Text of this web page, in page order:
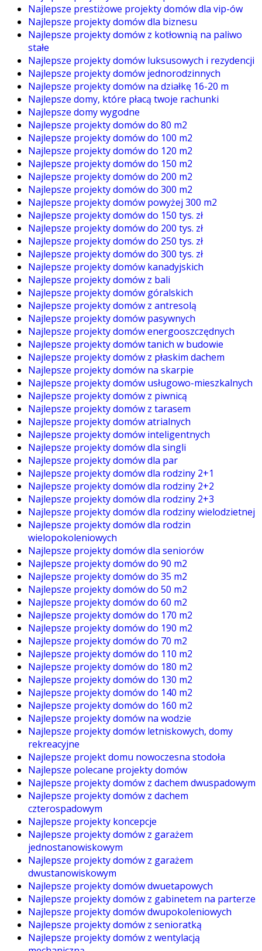
Najlepsze prestiżowe projekty domów dla vip-ów
Najlepsze projekty domów dla biznesu
Najlepsze projekty domów z kotłownią na paliwo
stałe
Najlepsze projekty domów luksusowych i rezydencji
Najlepsze projekty domów jednorodzinnych
Najlepsze projekty domów na działkę 16-20 m
Najlepsze domy, które płacą twoje rachunki
Najlepsze domy wygodne
Najlepsze projekty domów do 80 m2
Najlepsze projekty domów do 100 m2
Najlepsze projekty domów do 120 m2
Najlepsze projekty domów do 150 m2
Najlepsze projekty domów do 200 m2
Najlepsze projekty domów do 300 m2
Najlepsze projekty domów powyżej 300 m2
Najlepsze projekty domów do 150 tys. zł
Najlepsze projekty domów do 200 tys. zł
Najlepsze projekty domów do 250 tys. zł
Najlepsze projekty domów do 300 tys. zł
Najlepsze projekty domów kanadyjskich
Najlepsze projekty domów z bali
Najlepsze projekty domów góralskich
Najlepsze projekty domów z antresolą
Najlepsze projekty domów pasywnych
Najlepsze projekty domów energooszczędnych
Najlepsze projekty domów tanich w budowie
Najlepsze projekty domów z płaskim dachem
Najlepsze projekty domów na skarpie
Najlepsze projekty domów usługowo-mieszkalnych
Najlepsze projekty domów z piwnicą
Najlepsze projekty domów z tarasem
Najlepsze projekty domów atrialnych
Najlepsze projekty domów inteligentnych
Najlepsze projekty domów dla singli
Najlepsze projekty domów dla par
Najlepsze projekty domów dla rodziny 2+1
Najlepsze projekty domów dla rodziny 2+2
Najlepsze projekty domów dla rodziny 2+3
Najlepsze projekty domów dla rodziny wielodzietnej
Najlepsze projekty domów dla rodzin
wielopokoleniowych
Najlepsze projekty domów dla seniorów
Najlepsze projekty domów do 90 m2
Najlepsze projekty domów do 35 m2
Najlepsze projekty domów do 50 m2
Najlepsze projekty domów do 60 m2
Najlepsze projekty domów do 170 m2
Najlepsze projekty domów do 190 m2
Najlepsze projekty domów do 70 m2
Najlepsze projekty domów do 110 m2
Najlepsze projekty domów do 180 m2
Najlepsze projekty domów do 130 m2
Najlepsze projekty domów do 140 m2
Najlepsze projekty domów do 160 m2
Najlepsze projekty domów na wodzie
Najlepsze projekty domów letniskowych, domy
rekreacyjne
Najlepsze projekt domu nowoczesna stodoła
Najlepsze polecane projekty domów
Najlepsze projekty domów z dachem dwuspadowym
Najlepsze projekty domów z dachem
czterospadowym
Najlepsze projekty koncepcje
Najlepsze projekty domów z garażem
jednostanowiskowym
Najlepsze projekty domów z garażem
dwustanowiskowym
Najlepsze projekty domów dwuetapowych
Najlepsze projekty domów z gabinetem na parterze
Najlepsze projekty domów dwupokoleniowych
Najlepsze projekty domów z senioratką
Najlepsze projekty domów z wentylacją